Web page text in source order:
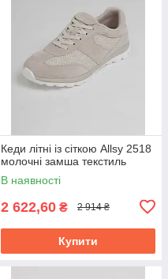
Кеди літні із сіткою Allsy 2518
молочні замша текстиль
В наявності
2 622,60 ₴ 2 914 ₴
Купити